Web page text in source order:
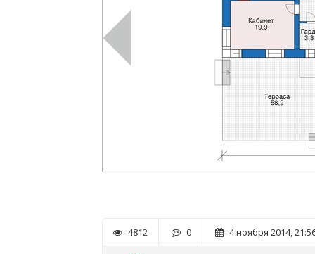
4812 0 4 ноября 2014,